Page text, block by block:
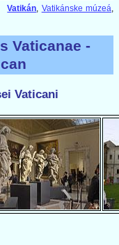
Vatikán, Vatikánske múzeá,
Vaticanae -
Vaticani